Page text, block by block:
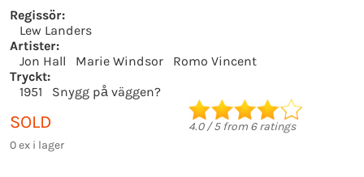
Regissör:
Lew Landers
Artister:
Jon Hall
Marie Windsor
Romo Vincent
Tryckt:
1951
Snygg på väggen?
SOLD
0 ex i lager
4.0/5from 6ratings